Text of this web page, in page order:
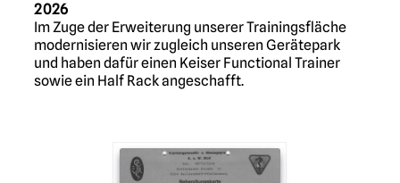
2026
Im Zuge der Erweiterung unserer Trainingsfläche
modernisieren wir zugleich unseren Gerätepark
und haben dafür einen Keiser Functional Trainer
sowie ein Half Rack angeschafft.